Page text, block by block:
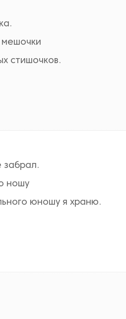
стишочков.
забрал.
ношу
юношу я храню.